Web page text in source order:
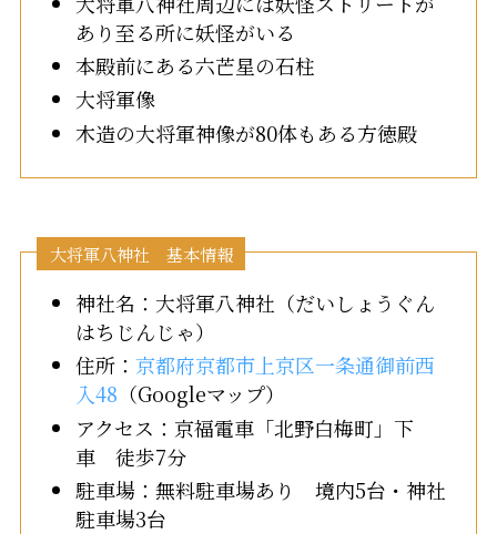
あり至る所に妖怪がいる
本殿前にある六芒星の石柱
大将軍像
木造の大将軍神像が80体もある方徳殿
大将軍八神社 基本情報
神社名：大将軍八神社（だいしょうぐん
はちじんじゃ）
住所： 京都府京都市上京区一条通御前西
入48 （Googleマップ）
アクセス：京福電車「北野白梅町」下
車 徒歩7分
駐車場：無料駐車場あり 境内5台・神社
駐車場3台